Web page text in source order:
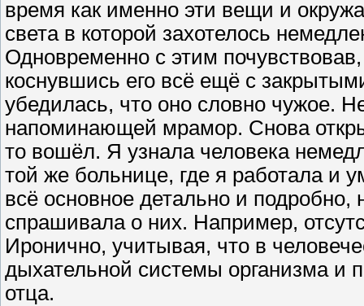
время как именно эти вещи и
света в которой захотелось
Одновременно с этим
коснувшись его всё ещё с
убедилась, что оно словно чужое.
напоминающей мрамор. Снова
то вошёл. Я узнала человека
той же больнице, где я работала и
всё основное детально и
спрашивала о них. Например,
Иронично, учитывая, что в
дыхательной системы организма и
отца.